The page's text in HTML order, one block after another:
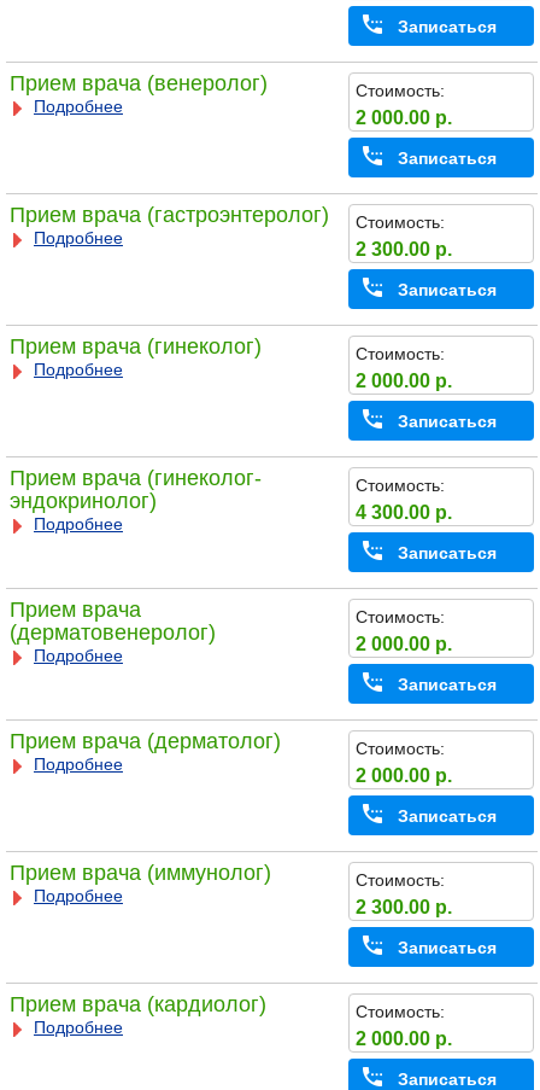
Записаться
Прием врача (венеролог)
Подробнее
Стоимость:
2 000.00 р.
Записаться
Прием врача (гастроэнтеролог)
Подробнее
Стоимость:
2 300.00 р.
Записаться
Прием врача (гинеколог)
Подробнее
Стоимость:
2 000.00 р.
Записаться
Прием врача (гинеколог-
эндокринолог)
Подробнее
Стоимость:
4 300.00 р.
Записаться
Прием врача
(дерматовенеролог)
Подробнее
Стоимость:
2 000.00 р.
Записаться
Прием врача (дерматолог)
Подробнее
Стоимость:
2 000.00 р.
Записаться
Прием врача (иммунолог)
Подробнее
Стоимость:
2 300.00 р.
Записаться
Прием врача (кардиолог)
Подробнее
Стоимость:
2 000.00 р.
Записаться